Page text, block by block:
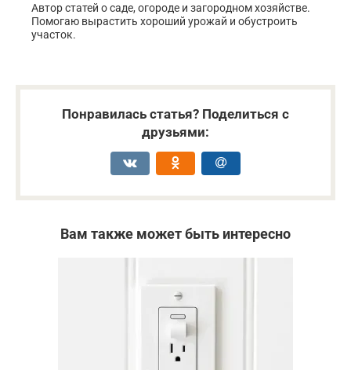
Автор статей о саде, огороде и загородном хозяйстве.
Помогаю вырастить хороший урожай и обустроить
участок.
Понравилась статья? Поделиться с
друзьями:
Вам также может быть интересно